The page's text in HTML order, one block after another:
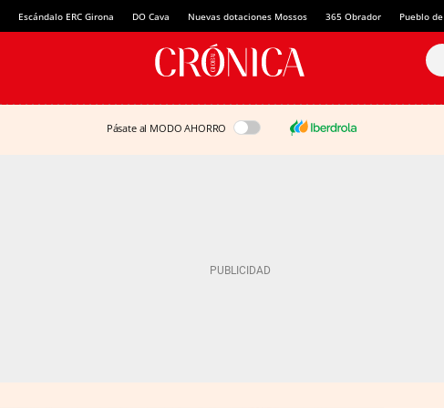
Escándalo ERC Girona DO Cava Nuevas dotaciones Mossos 365 Obrador Pueblo
Pásate al MODO AHORRO